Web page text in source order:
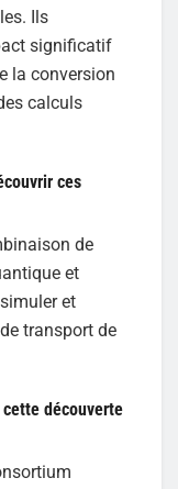
Ils
significatif
la conversion
calculs
ces
de
et
et
transport de
découverte